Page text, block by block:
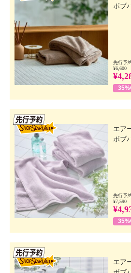
ボブ
先行予
¥6,600
エア
ボブ
先行予
¥7,590
エア